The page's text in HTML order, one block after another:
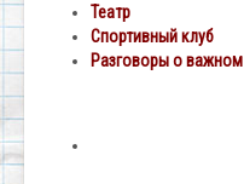
Театр
Спортивный клуб
Разговоры о важном